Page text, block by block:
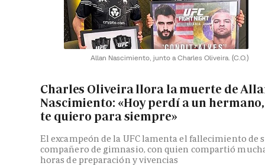
Allan Nascimiento, junto a Charles Oliveira. (C.O.)
Charles Oliveira llora la muerte de
Nascimiento: «Hoy perdí a un hermano,
te quiero para siempre»
El excampeón de la UFC lamenta el fallecimiento de
compañero de gimnasio, con quien compartió
horas de preparación y vivencias